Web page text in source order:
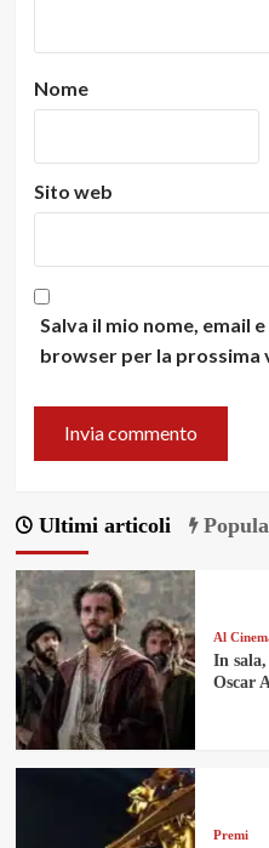
Nome
Sito web
Salva il mio nome, email
browser per la prossima
Ultimi articoli
Al
In
Oscar
Premi